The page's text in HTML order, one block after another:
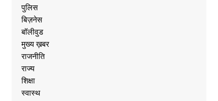
पुलिस
बिज़नेस
बॉलीवुड
मुख्य ख़बर
राजनीति
राज्य
शिक्षा
स्वास्थ